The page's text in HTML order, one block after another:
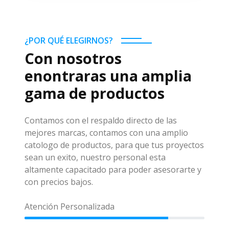
¿POR QUÉ ELEGIRNOS?
Con nosotros
enontraras una amplia
gama de productos
Contamos con el respaldo directo de las
mejores marcas, contamos con una amplio
catologo de productos, para que tus proyectos
sean un exito, nuestro personal esta
altamente capacitado para poder asesorarte y
con precios bajos.
Atención Personalizada